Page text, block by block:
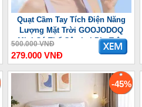
Quạt Cầm Tay Tích Điện Năng
Lượng Mặt Trời GOOJODOQ
Mini Có Thể Gập Lại Pin Trâu
3600 mAh
500.000 VNĐ
279.000 VNĐ
-45%